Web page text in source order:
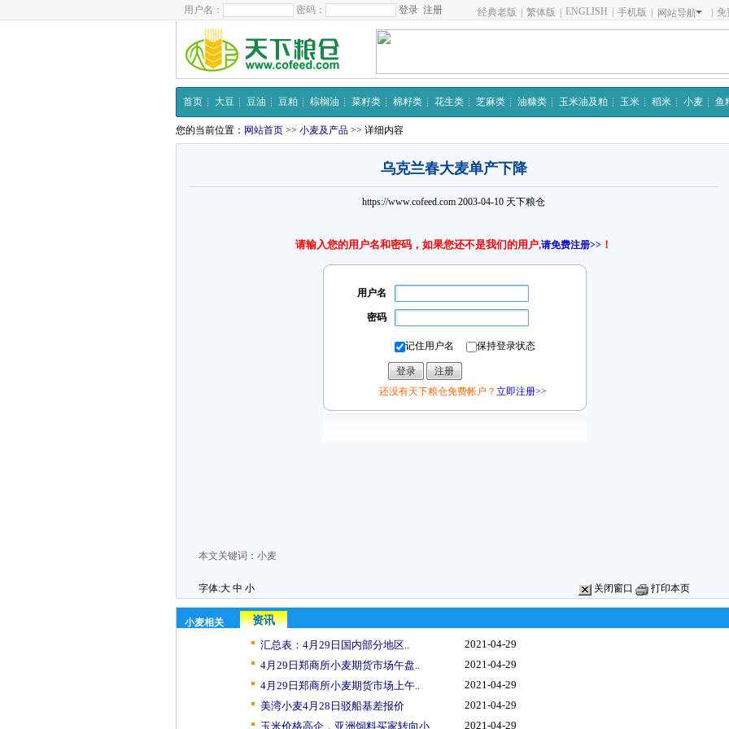
用户名： 密码： 注册 经典老版 繁体版 ENGLISH 手机版 网站导航 免
首页 大豆 豆油 豆粕 棕榈油 菜籽类 棉籽类 花生类 芝麻类 油糠类 玉米油及粕 玉米 稻米 小麦 鱼
您的当前位置： 网站首页 >> 小麦及产品 >> 详细内容
乌克兰春大麦单产下降
https://www.cofeed.com 2003-04-10 天下粮仓
请输入您的用户名和密码，如果您还不是我们的用户,请免费注册>> ！
用户名
密码
记住用户名 保持登录状态
还没有天下粮仓免费帐户？ 立即注册>>
本文关键词： 小麦
字体:大 中 小 关闭窗口 打印本页
小麦相关
资讯
汇总表：4月29日国内部分地区..
2021-04-29
4月29日郑商所小麦期货市场午盘..
2021-04-29
4月29日郑商所小麦期货市场上午..
2021-04-29
美湾小麦4月28日驳船基差报价
2021-04-29
玉米价格高企，亚洲饲料买家转向小..
2021-04-29